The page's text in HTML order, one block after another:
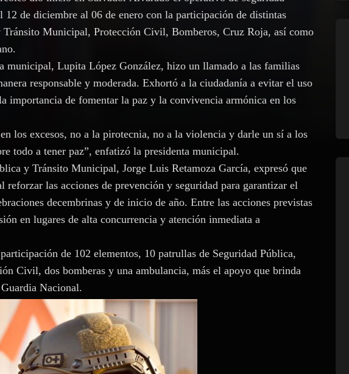
12 de diciembre al 06 de enero con la participación de distintas
Tránsito Municipal, Protección Civil, Bomberos, Cruz Roja, así como
municipal, Lupita López González, hizo un llamado a las familias
responsable y moderada. Exhortó a la ciudadanía a evitar el uso
importancia de fomentar la paz y la convivencia armónica en los
los excesos, no a la pirotecnia, no a la violencia y darle un sí a los
todo a tener paz”, enfatizó la presidenta municipal.
y Tránsito Municipal, Jorge Luis Retamoza García, expresó que
las acciones de prevención y seguridad para garantizar el
decembrinas y de inicio de año. Entre las acciones previstas
en lugares de alta concurrencia y atención inmediata a
de 102 elementos, 10 patrullas de Seguridad Pública,
Civil, dos bomberas y una ambulancia, más el apoyo que brinda
Nacional.